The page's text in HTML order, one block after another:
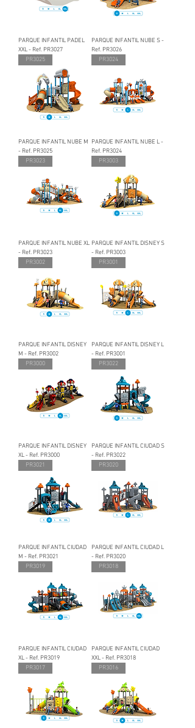
PARQUE INFANTIL PADEL
XXL - Ref. PR3027
PARQUE INFANTIL NUBE S -
Ref. PR3026
PR3025
PARQUE INFANTIL NUBE M
- Ref. PR3025
PR3024
PARQUE INFANTIL NUBE L -
Ref. PR3024
PR3023
PARQUE INFANTIL NUBE XL
- Ref. PR3023
PR3003
PARQUE INFANTIL DISNEY S
- Ref. PR3003
PR3002
PARQUE INFANTIL DISNEY
M - Ref. PR3002
PR3001
PARQUE INFANTIL DISNEY L
- Ref. PR3001
PR3000
PARQUE INFANTIL DISNEY
XL - Ref. PR3000
PR3022
PARQUE INFANTIL CIUDAD S
- Ref. PR3022
PR3021
PARQUE INFANTIL CIUDAD
M - Ref. PR3021
PR3020
PARQUE INFANTIL CIUDAD L
- Ref. PR3020
PR3019
PARQUE INFANTIL CIUDAD
XL - Ref. PR3019
PR3018
PARQUE INFANTIL CIUDAD
XXL - Ref. PR3018
PR3017
PR3016